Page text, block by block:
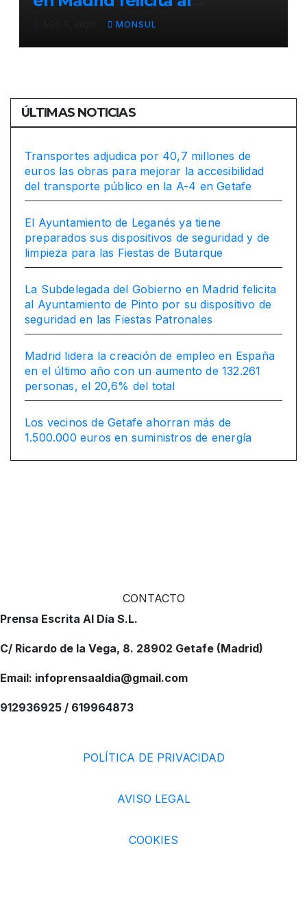
Ayuntamiento de Pinto por
su dispositivo de seguridad
en las Fiestas Patronales
MONSUL
ÚLTIMAS NOTICIAS
Transportes adjudica por 40,7 millones de
euros las obras para mejorar la accesibilidad
del transporte público en la A-4 en Getafe
El Ayuntamiento de Leganés ya tiene
preparados sus dispositivos de seguridad y de
limpieza para las Fiestas de Butarque
La Subdelegada del Gobierno en Madrid felicita
al Ayuntamiento de Pinto por su dispositivo de
seguridad en las Fiestas Patronales
Madrid lidera la creación de empleo en España
en el último año con un aumento de 132.261
personas, el 20,6% del total
Los vecinos de Getafe ahorran más de
1.500.000 euros en suministros de energía
CONTACTO
Prensa Escrita Al Día S.L.
C/ Ricardo de la Vega, 8. 28902 Getafe (Madrid)
Email: infoprensaaldia@gmail.com
912936925 / 619964873
POLÍTICA DE PRIVACIDAD
AVISO LEGAL
COOKIES